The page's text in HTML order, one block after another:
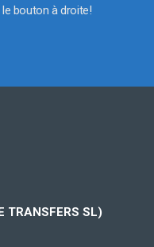
bouton à droite!
TRANSFERS SL)